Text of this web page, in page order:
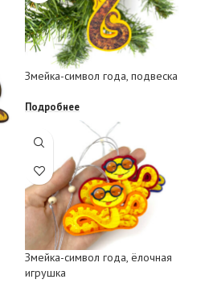
Змейка-символ года, подвеска
Подробнее
Змейка-символ года, ёлочная
игрушка